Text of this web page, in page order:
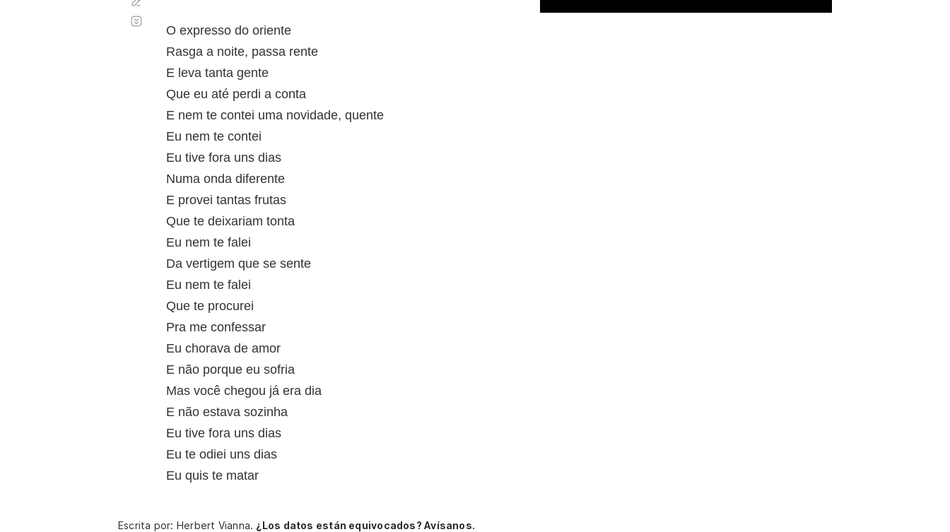
O expresso do oriente
Rasga a noite, passa rente
E leva tanta gente
Que eu até perdi a conta
E nem te contei uma novidade, quente
Eu nem te contei
Eu tive fora uns dias
Numa onda diferente
E provei tantas frutas
Que te deixariam tonta
Eu nem te falei
Da vertigem que se sente
Eu nem te falei
Que te procurei
Pra me confessar
Eu chorava de amor
E não porque eu sofria
Mas você chegou já era dia
E não estava sozinha
Eu tive fora uns dias
Eu te odiei uns dias
Eu quis te matar
automático
Escrita por: Herbert Vianna. ¿Los datos están equivocados? Avísanos.